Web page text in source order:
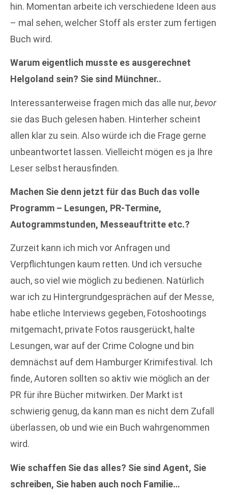
hin. Momentan arbeite ich verschiedene Ideen aus
– mal sehen, welcher Stoff als erster zum fertigen
Buch wird.
Warum eigentlich musste es ausgerechnet
Helgoland sein? Sie sind Münchner..
Interessanterweise fragen mich das alle nur,bevor
sie das Buch gelesen haben. Hinterher scheint
allen klar zu sein. Also würde ich die Frage gerne
unbeantwortet lassen. Vielleicht mögen es ja Ihre
Leser selbst herausfinden.
Machen Sie denn jetzt für das Buch das volle
Programm – Lesungen, PR-Termine,
Autogrammstunden, Messeauftritte etc.?
Zurzeit kann ich mich vor Anfragen und
Verpflichtungen kaum retten. Und ich versuche
auch, so viel wie möglich zu bedienen. Natürlich
war ich zu Hintergrundgesprächen auf der Messe,
habe etliche Interviews gegeben, Fotoshootings
mitgemacht, private Fotos rausgerückt, halte
Lesungen, war auf der Crime Cologne und bin
demnächst auf dem Hamburger Krimifestival. Ich
finde, Autoren sollten so aktiv wie möglich an der
PR für ihre Bücher mitwirken. Der Markt ist
schwierig genug, da kann man es nicht dem Zufall
überlassen, ob und wie ein Buch wahrgenommen
wird.
Wie schaffen Sie das alles? Sie sind Agent, Sie
schreiben, Sie haben auch noch Familie…